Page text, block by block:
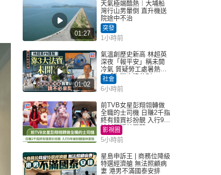
01:27
天氣極端酷熱︱大埔船
灣行山男暈倒 直升機送
院途中不治
突發
1小時前
01:02
氣溫創歷史新高 林超英
深夜「報平安」稱未開
冷氣 質疑勞工處暑熱警
告「取消也沒分別」
社會
6小時前
前TVB女星彭翔翎轉做
全職的士司機 日賺2千指
終有錢買衫扮靚 入行9年
被封翻版林夏薇
影視圈
5小時前
星島申訴王 | 商務位降級
特選經濟艙 無法照顧病
妻 港男不滿國泰安排